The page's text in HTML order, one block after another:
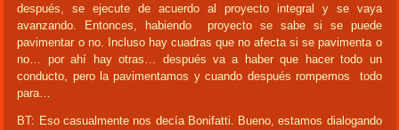
después, se ejecute de acuerdo al proyecto integral y se vaya
avanzando. Entonces, habiendo proyecto se sabe si se puede
pavimentar o no. Incluso hay cuadras que no afecta si se pavimenta o
no… por ahí hay otras… después va a haber que hacer todo un
conducto, pero la pavimentamos y cuando después rompemos todo
para…
BT: Eso casualmente nos decía Bonifatti. Bueno, estamos dialogando